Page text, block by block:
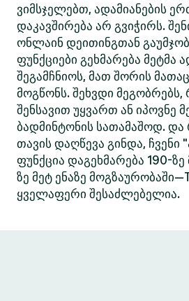
ვიმსჯელებთ, ადამიანების
დაკავშირება არ გვიჭირს.
ონლაინ დეითინგთან
ფუნქციები გეხმარება მეტმა
შეგამჩნიოს, მათ შორის
მოგწონს. შეხვდი
შენსავით უყვართ ან იპოვნე
ბადმინტონის სათამაშოდ.
თავის დაღწევა გინდა, ჩვენი
ფუნქცია დაგეხმარება 190-ზე
ზე მეტ ენაზე
ყველაფერი შესაძლებელია.